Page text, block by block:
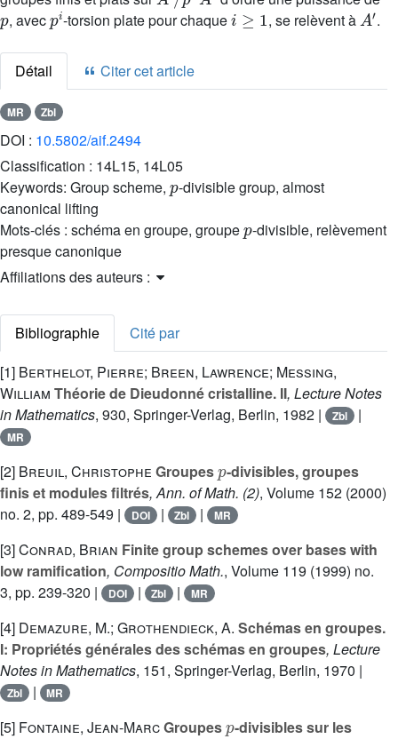
p
, avec
pi
-torsion plate pour chaque
i≥1
, se relèvent à
A′
.
Détail Citer cet article
MR Zbl
DOI : 10.5802/aif.2494
Classification : 14L15, 14L05
Keywords: Group scheme,
p
-divisible group, almost
canonical lifting
Mots-clés : schéma en groupe, groupe -divisible, relèvement
presque canonique
Affiliations des auteurs :
Bibliographie
Cité par
[1] Berthelot, Pierre; Breen, Lawrence; Messing,
William Théorie de Dieudonné cristalline. II, Lecture Notes
in Mathematics, 930, Springer-Verlag, Berlin, 1982 | Zbl |
MR
[2] Breuil, Christophe Groupes -divisibles, groupes
finis et modules filtrés, Ann. of Math. (2), Volume 152 (2000)
no. 2, pp. 489-549 |
DOI | Zbl | MR
[3]Conrad, Brian Finite group schemes over bases with
low ramification, Compositio Math., Volume 119 (1999) no.
3, pp. 239-320 |
DOI | Zbl | MR
[4] Demazure, M.; Grothendieck, A. Schémas en groupes.
I: Propriétés générales des schémas en groupes, Lecture
Notes in Mathematics, 151, Springer-Verlag, Berlin, 1970 |
Zbl | MR
[5] Fontaine, Jean-MarcGroupes -divisibles sur les